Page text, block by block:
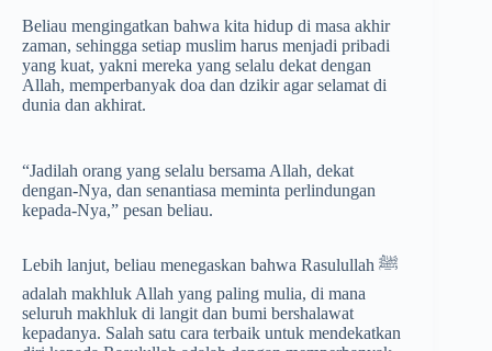
Beliau mengingatkan bahwa kita hidup di masa akhir
zaman, sehingga setiap muslim harus menjadi pribadi
yang kuat, yakni mereka yang selalu dekat dengan
Allah, memperbanyak doa dan dzikir agar selamat di
dunia dan akhirat.
“Jadilah orang yang selalu bersama Allah, dekat
dengan-Nya, dan senantiasa meminta perlindungan
kepada-Nya,” pesan beliau.
Lebih lanjut, beliau menegaskan bahwa Rasulullah ﷺ
adalah makhluk Allah yang paling mulia, di mana
seluruh makhluk di langit dan bumi bershalawat
kepadanya. Salah satu cara terbaik untuk mendekatkan